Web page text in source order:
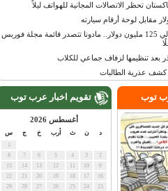
تحظر الاتصالات المجانية للهواتف ليلاً
بإيرادات قدرت بحوالي 125 مليون دولار.. مادونا تتصدر قائمة مجلة فوربس
بعد تنظيمها لزفاف جماعي للكلاب
عذرية الطالبات
تقويم اخبار عرب توب
أغسطس 2026
أرب س
توب